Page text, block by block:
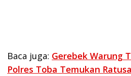
Baca juga: Gerebek Warung
Polres Toba Temukan